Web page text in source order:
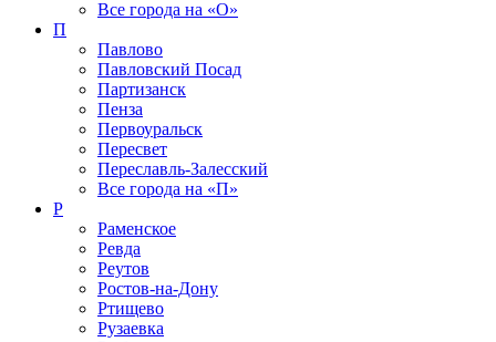
Все города на «О»
П
Павлово
Павловский Посад
Партизанск
Пенза
Первоуральск
Пересвет
Переславль-Залесский
Все города на «П»
Р
Раменское
Ревда
Реутов
Ростов-на-Дону
Ртищево
Рузаевка